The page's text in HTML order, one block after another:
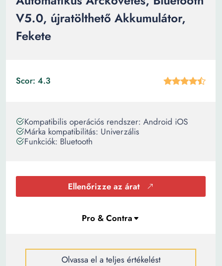
V5.0, újratölthető Akkumulátor,
Fekete
Scor: 4.3
Kompatibilis operációs rendszer: Android iOS
Márka kompatibilitás: Univerzális
Funkciók: Bluetooth
Ellenőrizze az árat
Olvassa el a teljes értékelést